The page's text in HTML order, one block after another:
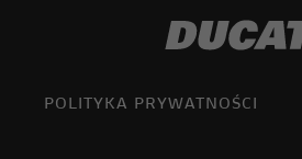
POLITYKA PRYWATNOŚCI